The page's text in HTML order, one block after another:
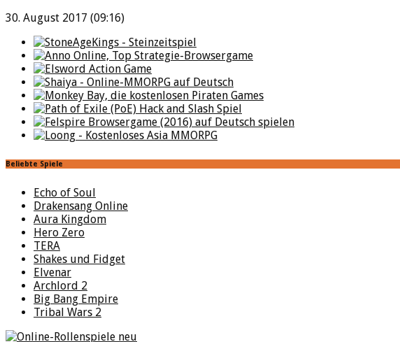
30. August 2017 (09:16)
Beliebte Spiele
Echo of Soul
Drakensang Online
Aura Kingdom
Hero Zero
TERA
Shakes und Fidget
Elvenar
Archlord 2
Big Bang Empire
Tribal Wars 2